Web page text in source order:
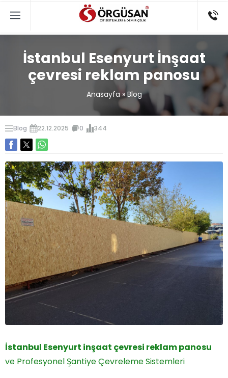
İstanbul Esenyurt İnşaat
çevresi reklam panosu
Anasayfa» Blog
Blog 22.12.2025 0 344
İstanbul Esenyurt inşaat çevresi reklam panosu
ve Profesyonel Şantiye Çevreleme Sistemleri